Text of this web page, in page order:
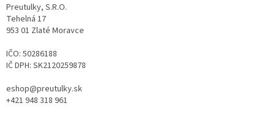
Preutulky, S.R.O.
Tehelná 17
953 01 Zlaté Moravce
IČO: 50286188
IČ DPH: SK2120259878
eshop@preutulky.sk
+421 948 318 961